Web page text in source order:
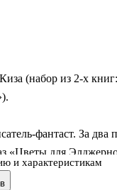
(набор из 2-х
фантаст. За два
«Цветы для
премии —
и характеристикам